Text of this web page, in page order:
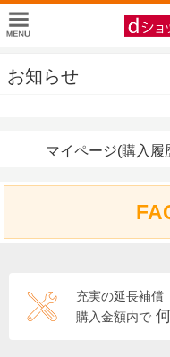
お知らせ
マイページ(購入履
充実の延長補償
購入金額内で